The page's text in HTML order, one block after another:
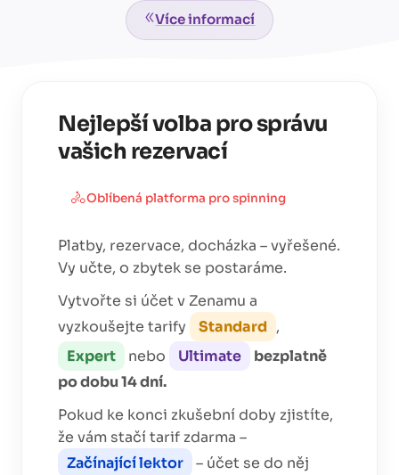
Více informací
Nejlepší volba pro správu
vašich rezervací
🚴Oblíbená platforma prospinning
Platby, rezervace, docházka – vyřešené.
Vy učte, o zbytek se postaráme.
Vytvořte si účet v Zenamu a
vyzkoušejte tarify
Standard ,
Expert
nebo Ultimate
bezplatně
po dobu 14 dní.
Pokud ke konci zkušební doby zjistíte,
že vám stačí tarif zdarma –
Začínající lektor
– účet se do něj